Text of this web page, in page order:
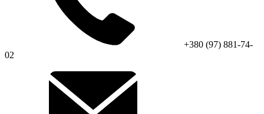
+380 (97) 881-74-
02